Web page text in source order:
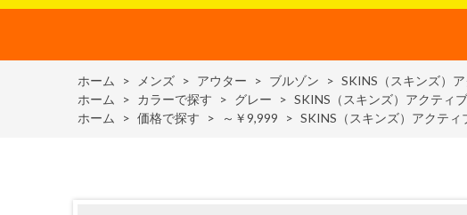
ホーム > メンズ > アウター > ブルゾン > SKINS（スキンズ）
ホーム
> カラーで探す > グレー > SKINS（スキンズ）アクティ
ホーム
> 価格で探す > ～￥9,999 > SKINS（スキンズ）アクテ